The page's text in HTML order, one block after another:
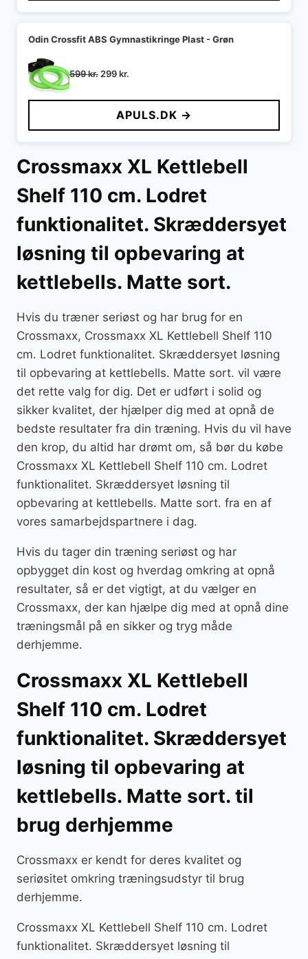
Odin Crossfit ABS Gymnastikringe Plast - Grøn
599kr. Den
pris
599 kr..
299kr.
pris
er:
299 kr..
APULS.DK →
Crossmaxx XL Kettlebell
Shelf 110 cm. Lodret
funktionalitet. Skræddersyet
løsning til opbevaring at
kettlebells. Matte sort.
Hvis du træner seriøst og har brug for en
Crossmaxx, Crossmaxx XL Kettlebell Shelf 110
cm. Lodret funktionalitet. Skræddersyet løsning
til opbevaring at kettlebells. Matte sort. vil være
det rette valg for dig. Det er udført i solid og
sikker kvalitet, der hjælper dig med at opnå de
bedste resultater fra din træning. Hvis du vil have
den krop, du altid har drømt om, så bør du købe
Crossmaxx XL Kettlebell Shelf 110 cm. Lodret
funktionalitet. Skræddersyet løsning til
opbevaring at kettlebells. Matte sort. fra en af
vores samarbejdspartnere i dag.
Hvis du tager din træning seriøst og har
opbygget din kost og hverdag omkring at opnå
resultater, så er det vigtigt, at du vælger en
Crossmaxx, der kan hjælpe dig med at opnå dine
træningsmål på en sikker og tryg måde
derhjemme.
Crossmaxx XL Kettlebell
Shelf 110 cm. Lodret
funktionalitet. Skræddersyet
løsning til opbevaring at
kettlebells. Matte sort. til
brug derhjemme
Crossmaxx er kendt for deres kvalitet og
seriøsitet omkring træningsudstyr til brug
derhjemme.
Crossmaxx XL Kettlebell Shelf 110 cm. Lodret
funktionalitet. Skræddersyet løsning til